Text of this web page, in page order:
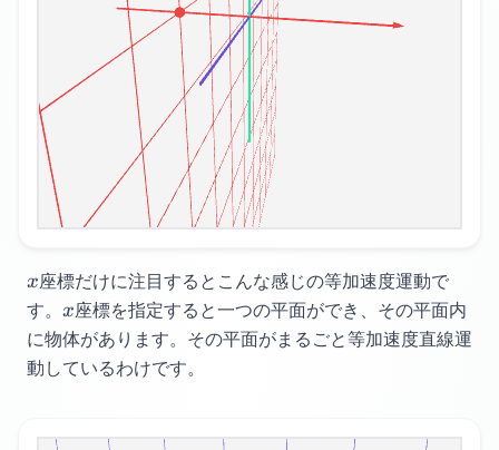
x
x座標だけに注目するとこんな感じの等加速度運動で
す。 x
x座標を指定すると一つの平面ができ、その平面内
に物体があります。 その平面がまるごと等加速度直線運
動しているわけです。